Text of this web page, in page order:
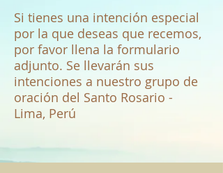
Si tienes una intención especial
por la que deseas que recemos,
por favor llena la formulario
adjunto. Se llevarán sus
intenciones a nuestro grupo de
oración del Santo Rosario -
Lima, Perú